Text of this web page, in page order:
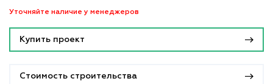
Уточняйте наличие у менеджеров
Купить проект
Стоимость строительства